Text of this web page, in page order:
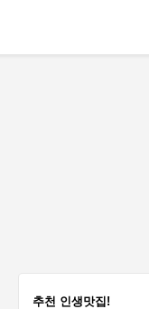
추천 인생맛집!